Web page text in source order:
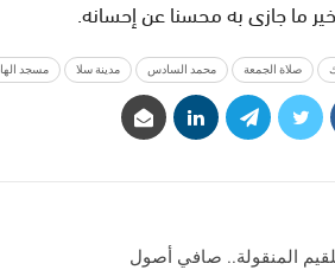
ما جازى به محسنا عن إحسانه.
صلاة الجمعة محمد السادس مدينة سلا مسجد
المنقولة.. صافي أصول